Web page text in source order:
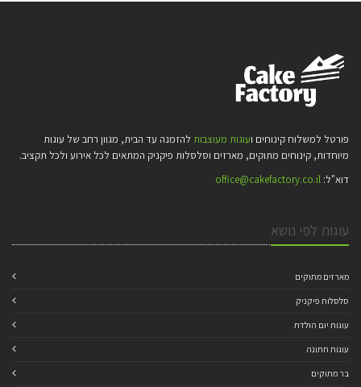
פורטל למשלוח קינוחים ועוגות מעוצבות להזמנה עד הבית, מגוון רחב של עוגות
מיוחדות, קינוחים מתוקים, מארזים וסלסלות פיקניק המתאים לכל אירוע ולכל תקציב.
דוא"ל: office@cakefactory.co.il
עוגות לפי נושא
מארזים מתוקים
סלסלות פיקניק
עוגות יום הולדת
עוגות חתונה
בר מתוקים